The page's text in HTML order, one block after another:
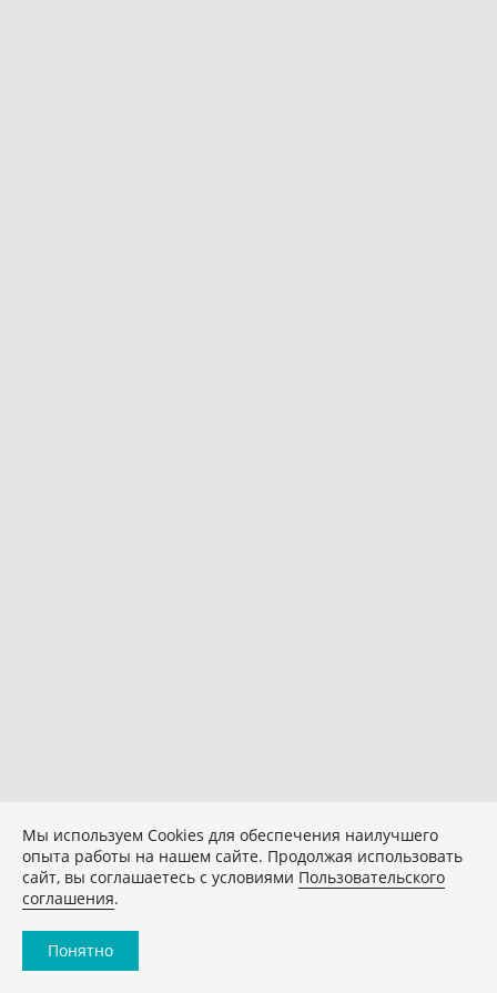
Мы используем Сookies для обеспечения наилучшего
опыта работы на нашем сайте. Продолжая использовать
сайт, вы соглашаетесь с условиями Пользовательского
соглашения.
Понятно